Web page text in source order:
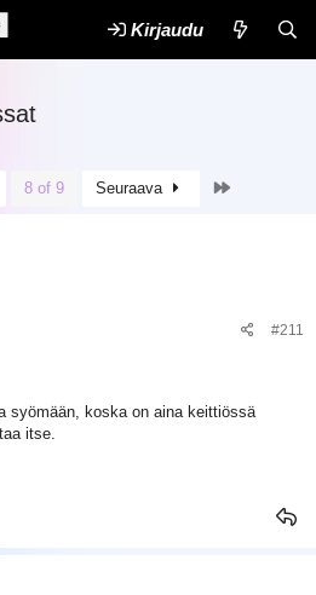
Kirjaudu
8 of 9 Seuraava
#211
syömään, koska on aina keittiössä
itse.